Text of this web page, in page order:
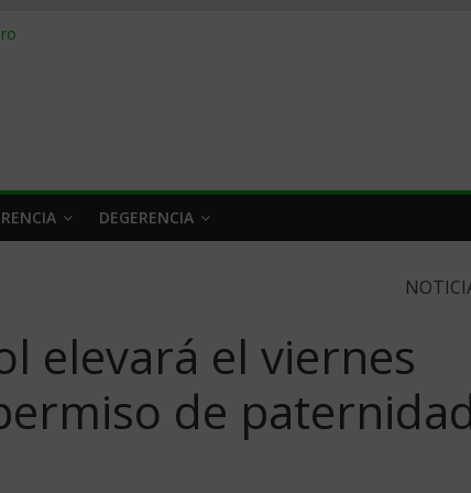
2026
venderle
DEGERENCIA
elevará el viernes
de